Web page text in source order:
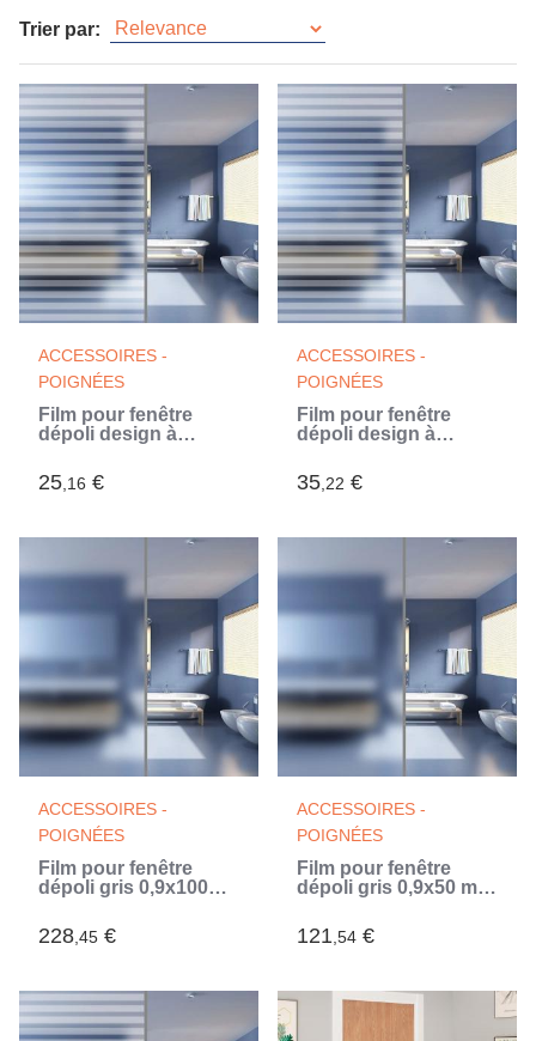
Trier par:
ACCESSOIRES -
POIGNÉES
Film pour fenêtre
dépoli design à
(Blanc)
25,16 €
ACCESSOIRES -
POIGNÉES
Film pour fenêtre
dépoli design à
(Blanc)
35,22 €
ACCESSOIRES -
POIGNÉES
Film pour fenêtre
dépoli gris 0,9x100m
228,45 €
ACCESSOIRES -
POIGNÉES
Film pour fenêtre
dépoli gris 0,9x50 m
121,54 €